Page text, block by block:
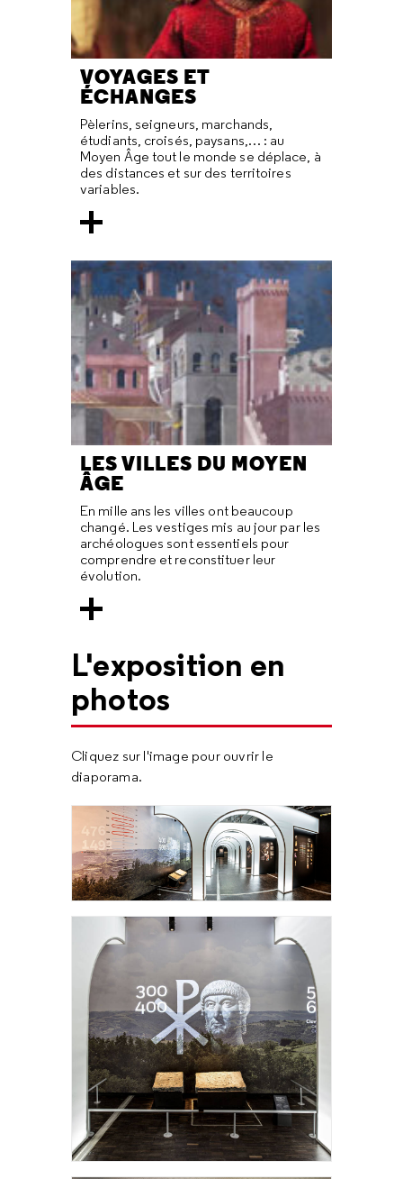
VOYAGES ET
ÉCHANGES
Pèlerins, seigneurs, marchands,
étudiants, croisés, paysans,… : au
Moyen Âge tout le monde se déplace, à
des distances et sur des territoires
variables.
LES VILLES DU MOYEN
ÂGE
En mille ans les villes ont beaucoup
changé. Les vestiges mis au jour par les
archéologues sont essentiels pour
comprendre et reconstituer leur
évolution.
L'exposition en
photos
Cliquez sur l'image pour ouvrir le
diaporama.